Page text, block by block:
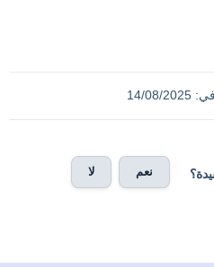
2025
نعم لا